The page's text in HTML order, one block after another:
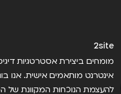
2site
מומחים ביצירת אסטרטגיות
אינטרנט מותאמים אישית. אנו
להעצמת הנוכחות המקוונת של